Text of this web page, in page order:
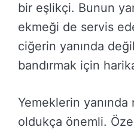
bir eşlikçi. Bunun
ekmeği de servis
ciğerin yanında
bandırmak için
Yemeklerin
oldukça önemli.